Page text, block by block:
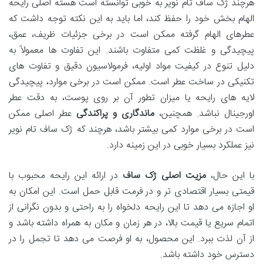
هرچند ژک ساف تام نویر به خوبی توانسته است هسته اصلی رایحه
الهام بخش خود را حفظ کند، اما باید به این نکته توجه داشت که
عطرهای الهام گرفته ممکن است در برخی جزئیات ظریف، عمق،
پیچیدگی و غلظت کمی متفاوت باشند. این تفاوت ها معمولاً به
دلیل تنوع در کیفیت مواد اولیه، فرمولاسیون دقیق و تفاوت های
تکنیکی در ساخت عطر است. ممکن است در برخی موارد، پیچیدگی
لایه های رایحه یا میزان تطور آن بر روی پوست، به دقت عطر
اورجینال نباشد. همچنین، ماندگاری و پراکندگی عطر اصلی ممکن
است در برخی موارد کمی بیشتر باشد، هرچند که ژک ساف تام نویر
نیز عملکرد بسیار خوبی در این زمینه دارد.
با این حال، مزیت اصلی ژک ساف در ارائه این رایحه محبوب با
قیمتی بسیار اقتصادی تر و در فرمت قابل حمل است. این امکان به
او اجازه می دهد تا این رایحه دلخواه را به راحتی و بدون نگرانی از
اتمام سریع یا قیمت بالا، در هر زمان و مکان به همراه داشته باشد و
از آن لذت ببرد. این محصول، به او فرصت می دهد تا تجمل را در
دسترس خود داشته باشد.